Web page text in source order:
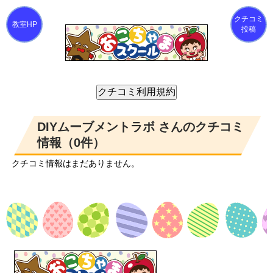
クチコミ
投稿
DIYムーブメントラボ さんのクチコミ
情報（0件）
クチコミ情報はまだありません。